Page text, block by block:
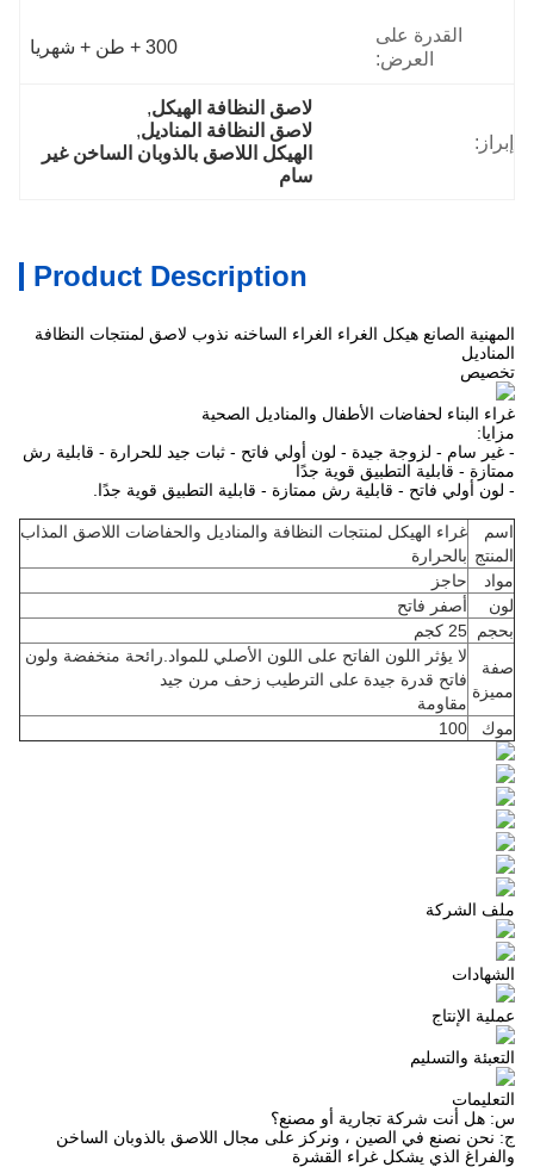
القدرة على
العرض:
300 + طن + شهريا
إبراز:
لاصق النظافة الهيكل ,
لاصق النظافة المناديل ,
الهيكل اللاصق بالذوبان الساخن غير
سام
Product Description
المهنية الصانع هيكل الغراء الغراء الساخنه نذوب لاصق لمنتجات النظافة
المناديل
تخصيص
غراء البناء لحفاضات الأطفال والمناديل الصحية
مزايا:
- غير سام - لزوجة جيدة - لون أولي فاتح - ثبات جيد للحرارة - قابلية رش
ممتازة - قابلية التطبيق قوية جدًا
- لون أولي فاتح - قابلية رش ممتازة - قابلية التطبيق قوية جدًا.
اسم
المنتج
غراء الهيكل لمنتجات النظافة والمناديل والحفاضات اللاصق المذاب
بالحرارة
مواد
حاجز
لون
أصفر فاتح
بحجم
25 كجم
صفة
مميزة
لا يؤثر اللون الفاتح على اللون الأصلي للمواد.رائحة منخفضة ولون
فاتح قدرة جيدة على الترطيب زحف مرن جيد
مقاومة
موك
100
ملف الشركة
الشهادات
عملية الإنتاج
التعبئة والتسليم
التعليمات
س: هل أنت شركة تجارية أو مصنع؟
ج: نحن نصنع في الصين ، ونركز على مجال اللاصق بالذوبان الساخن
والفراغ الذي يشكل غراء القشرة